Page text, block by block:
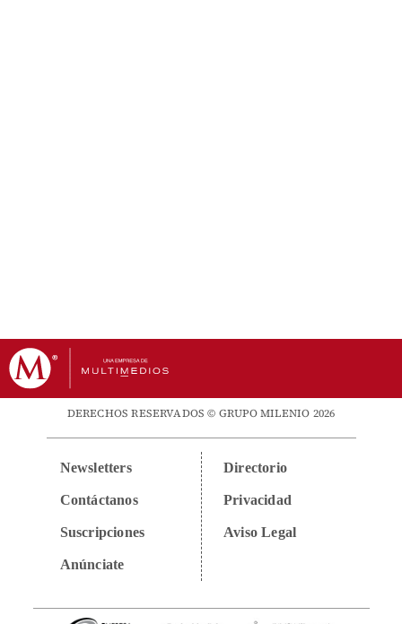
DERECHOS RESERVADOS © GRUPO MILENIO 2026
Newsletters
Contáctanos
Suscripciones
Anúnciate
Directorio
Privacidad
Aviso Legal